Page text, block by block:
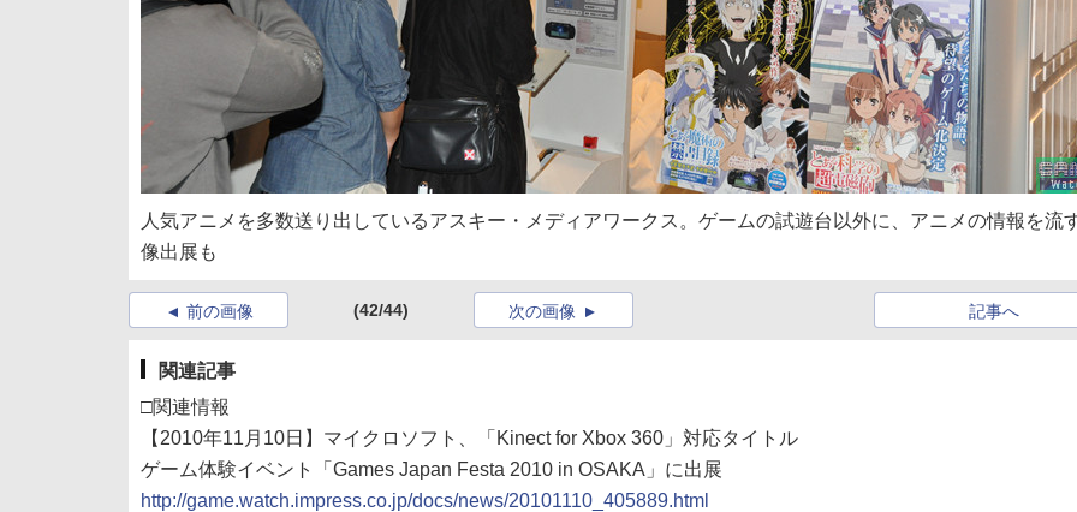
人気アニメを多数送り出しているアスキー・メディアワークス。ゲームの試遊台以外に、アニメの情報を流
像出展も
前の画像 (42/44) 記事へ
次の画像
関連記事
□関連情報
【2010年11月10日】マイクロソフト、「Kinect for Xbox 360」対応タイトル
ゲーム体験イベント「Games Japan Festa 2010 in OSAKA」に出展
http://game.watch.impress.co.jp/docs/news/20101110_405889.html